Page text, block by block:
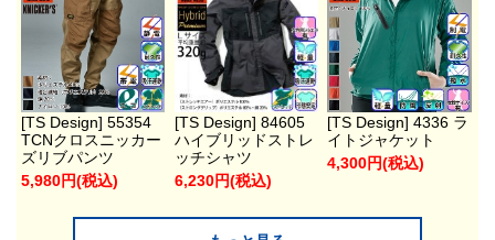
[TS Design] 55354
TCNクロスニッカー
ズリブパンツ
5,980円(税込)
[TS Design] 84605
ハイブリッドストレ
ッチシャツ
6,230円(税込)
[TS Design] 4336 ラ
イトジャケット
4,300円(税込)